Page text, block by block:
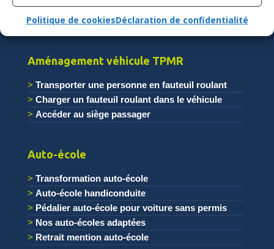
Politique de cookiesDéclaration de confidentialité
Conduire avec les commandes au volant
Accéder au poste de conduite
.
Aménagement véhicule TPMR
Transporter une personne en fauteuil roulant
Charger un fauteuil roulant dans le véhicule
Accéder au siège passager
Auto-école
Transformation auto-école
Auto-école handiconduite
Pédalier auto-école pour voiture sans permis
Nos auto-écoles adaptées
Retrait mention auto-école